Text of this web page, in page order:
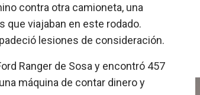
contra otra camioneta, una
que viajaban en este rodado.
lesiones de consideración.
Ranger de Sosa y encontró 457
máquina de contar dinero y